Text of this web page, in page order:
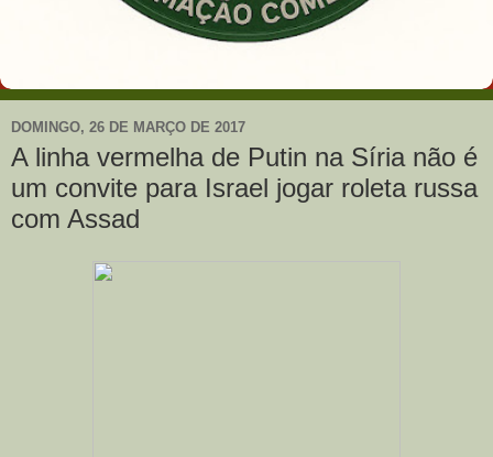
DOMINGO, 26 DE MARÇO DE 2017
A linha vermelha de Putin na Síria não é
um convite para Israel jogar roleta russa
com Assad